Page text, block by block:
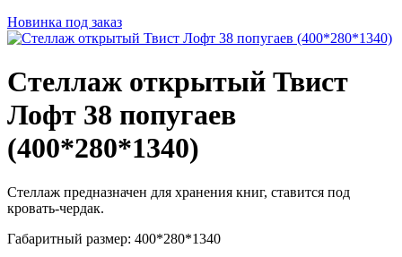
Новинка под заказ
Стеллаж открытый Твист
Лофт 38 попугаев
(400*280*1340)
Стеллаж предназначен для хранения книг, ставится под
кровать-чердак.
Габаритный размер: 400*280*1340